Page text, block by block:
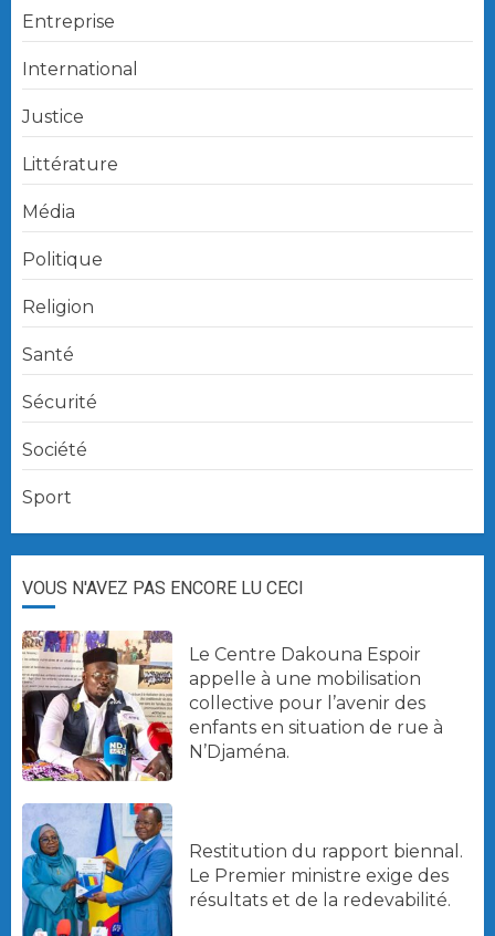
Entreprise
International
Justice
Littérature
Média
Politique
Religion
Santé
Sécurité
Société
Sport
VOUS N'AVEZ PAS ENCORE LU CECI
Le Centre Dakouna Espoir
appelle à une mobilisation
collective pour l’avenir des
enfants en situation de rue à
N’Djaména.
Restitution du rapport biennal.
Le Premier ministre exige des
résultats et de la redevabilité.